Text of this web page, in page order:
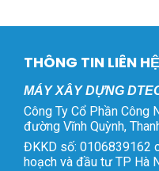
THÔNG TIN LIÊN HỆ
MÁY XÂY DỰNG
Công Ty Cổ Phần Công
đường Vĩnh Quỳnh,
ĐKKD số: 0106839162
hoạch và đầu tư TP Hà